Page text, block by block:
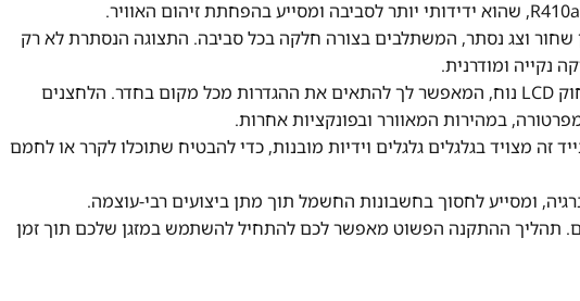
שחור וצג נסתר, המשתלבים בצורה חלקה בכל סביבה. התצוגה הנסתרת לא רק
ומודרנית.
4. שלט רחוק ידידותי למשתמש: מגיע עם שלט רחוק LCD נוח, המאפשר לך להתאים את ההגדרות מכל מקום בחדר. הלחצנים
במהירות המאוורר ובפונקציות אחרות.
זה מצויד בגלגלים גלגלים וידיות מובנות, כדי להבטיח שתוכלו לקרר או לחמם
תהליך ההתקנה הפשוט מאפשר לכם להתחיל להשתמש במזגן שלכם תוך זמן